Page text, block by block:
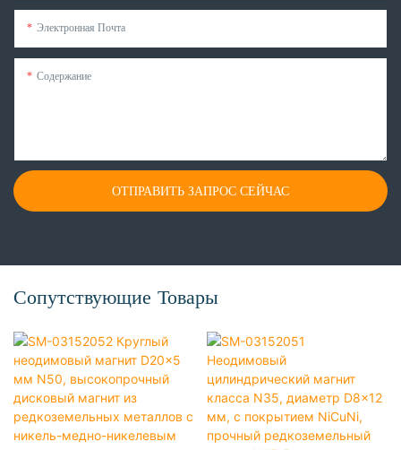
Электронная Почта
Содержание
ОТПРАВИТЬ ЗАПРОС СЕЙЧАС
Сопутствующие Товары